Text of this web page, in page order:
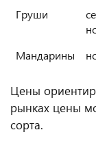
Груши
Мандарины
Цены
рынках цены
сорта.